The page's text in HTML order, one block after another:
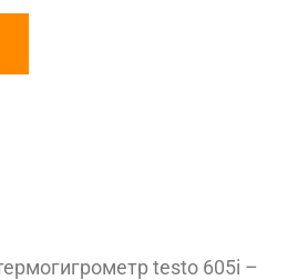
testo 605i –